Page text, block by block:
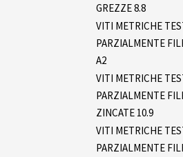
GREZZE 8.8
VITI METRICHE
PARZIALMENTE
A2
VITI METRICHE
PARZIALMENTE
ZINCATE 10.9
VITI METRICHE
PARZIALMENTE